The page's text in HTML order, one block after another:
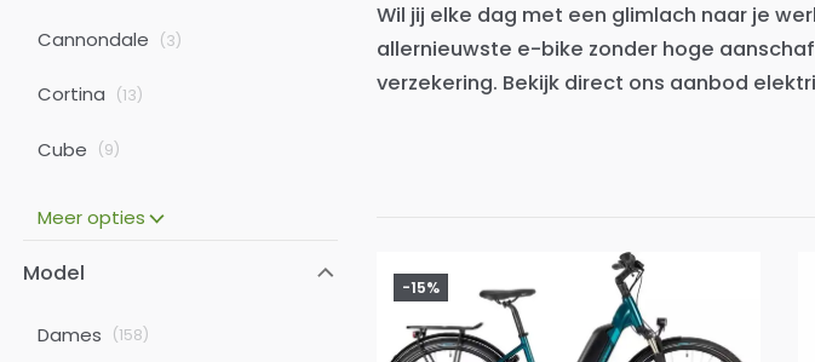
Wil jij elke dag met een glimlach naar je
allernieuwste e-bike zonder hoge
verzekering. Bekijk direct ons aanbod
-15%
Cannondale (3)
Cortina (13)
Cube (9)
Meer opties
Model
Dames (158)